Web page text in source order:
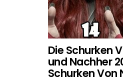
Die Schurken
und Nachher
Schurken Von